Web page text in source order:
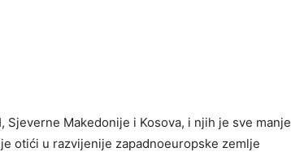
Makedonije i Kosova, i njih je sve manje
otići u razvijenije zapadnoeuropske zemlje